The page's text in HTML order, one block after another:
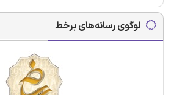
لوگوی رسانه‌های برخط